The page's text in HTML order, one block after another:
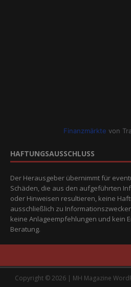
Finanzmärkte von
HAFTUNGSAUSSCHLUSS
Der Herausgeber übernimmt für
Schäden, die aus den aufgeführten
oder Hinweisen resultieren, keine
ausschließlich zu
keine Anlageempfehlungen und kein
Beratung.
Copyright © 2026 | MH Magazine